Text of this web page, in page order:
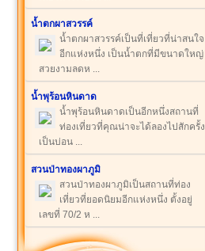
น้ำตกผาสวรรค์
น้ำตกผาสวรรค์เป็นที่เที่ยวที่น่าสนใจ
อีกแห่งหนึ่ง เป็นน้ำตกที่มีขนาดใหญ่
สวยงามลดห ...
น้ำพุร้อนหินดาด
น้ำพุร้อนหินดาดเป็นอีกหนึ่งสถานที่
ท่องเที่ยวที่คุณน่าจะได้ลองไปสักครั้ง
เป็นบ่อน ...
สวนป่าทองผาภูมิ
สวนป่าทองผาภูมิเป็นสถานที่ท่อง
เที่ยวที่ยอดนิยมอีกแห่งหนึ่ง ตั้งอยู่
เลขที่ 70/2 ห ...